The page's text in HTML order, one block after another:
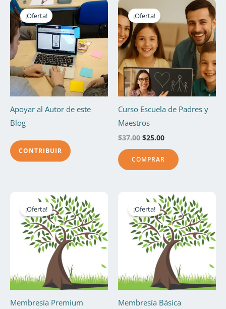
¡Oferta!
Apoyar al Autor de este
Blog
COMPRAR
¡Oferta!
Curso Escuela de Padres y
Maestros
$37.00
precio
original
era:
$37.00.
$25.00
precio
$25.00.
COMPRAR
¡Oferta!
Membresía Premium
precio
original
era:
$60.00.
El
precio
actual
es:
$50.00.
¡Oferta!
Membresía Básica
precio
original
era:
$30.00.
El
precio
actual
es:
$25.00.